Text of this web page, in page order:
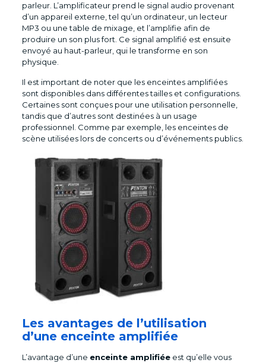
parleur. L’amplificateur prend le signal audio provenant
d’un appareil externe, tel qu’un ordinateur, un lecteur
MP3 ou une table de mixage, et l’amplifie afin de
produire un son plus fort. Ce signal amplifié est ensuite
envoyé au haut-parleur, qui le transforme en son
physique.
Il est important de noter que les enceintes amplifiées
sont disponibles dans différentes tailles et configurations.
Certaines sont conçues pour une utilisation personnelle,
tandis que d’autres sont destinées à un usage
professionnel. Comme par exemple, les enceintes de
scène utilisées lors de concerts ou d’événements publics.
Les avantages de l’utilisation
d’une enceinte amplifiée
L’avantage d’une enceinte amplifiéeest qu’elle vous